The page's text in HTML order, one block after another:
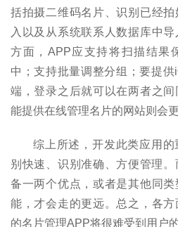
括拍摄二维码名片、识别已经
入以及从系统联系人数据库中
方面，APP应支持将扫描结果
中；支持批量调整分组；要提供
端，登录之后就可以在两者之
能提供在线管理名片的网站则会
综上所述，开发此类应用的
别快速、识别准确、方便管理
备一两个优点，或者是其他同
能，才会走的更远。总之，各
的名片管理APP将很难受到用户的